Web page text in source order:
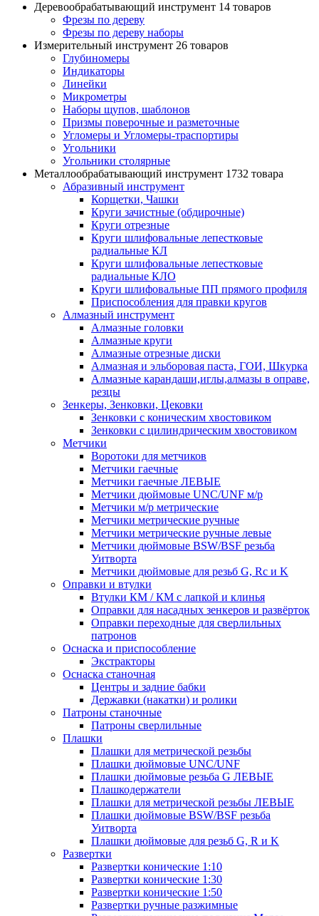
Деревообрабатывающий инструмент 14 товаров
Фрезы по дереву
Фрезы по дереву наборы
Измерительный инструмент 26 товаров
Глубиномеры
Индикаторы
Линейки
Микрометры
Наборы щупов, шаблонов
Призмы поверочные и разметочные
Угломеры и Угломеры-траспортиры
Угольники
Угольники столярные
Металлообрабатывающий инструмент 1732 товара
Абразивный инструмент
Корщетки, Чашки
Круги зачистные (обдирочные)
Круги отрезные
Круги шлифовальные лепестковые
радиальные КЛ
Круги шлифовальные лепестковые
радиальные КЛО
Круги шлифовальные ПП прямого профиля
Приспособления для правки кругов
Алмазный инструмент
Алмазные головки
Алмазные круги
Алмазные отрезные диски
Алмазная и эльборовая паста, ГОИ, Шкурка
Алмазные карандаши,иглы,алмазы в оправе,
резцы
Зенкеры, Зенковки, Цековки
Зенковки с коническим хвостовиком
Зенковки с цилиндрическим хвостовиком
Метчики
Воротоки для метчиков
Метчики гаечные
Метчики гаечные ЛЕВЫЕ
Метчики дюймовые UNC/UNF м/р
Метчики м/р метрические
Метчики метрические ручные
Метчики метрические ручные левые
Метчики дюймовые BSW/BSF резьба
Уитворта
Метчики дюймовые для резьб G, Rc и K
Оправки и втулки
Втулки КМ / КМ с лапкой и клинья
Оправки для насадных зенкеров и развёрток
Оправки переходные для сверлильных
патронов
Оснаска и приспособление
Экстракторы
Оснаска станочная
Центры и задние бабки
Державки (накатки) и ролики
Патроны станочные
Патроны сверлильные
Плашки
Плашки для метрической резьбы
Плашки дюймовые UNC/UNF
Плашки дюймовые резьба G ЛЕВЫЕ
Плашкодержатели
Плашки для метрической резьбы ЛЕВЫЕ
Плашки дюймовые BSW/BSF резьба
Уитворта
Плашки дюймовые для резьб G, R и K
Развертки
Развертки конические 1:10
Развертки конические 1:30
Развертки конические 1:50
Развертки ручные разжимные